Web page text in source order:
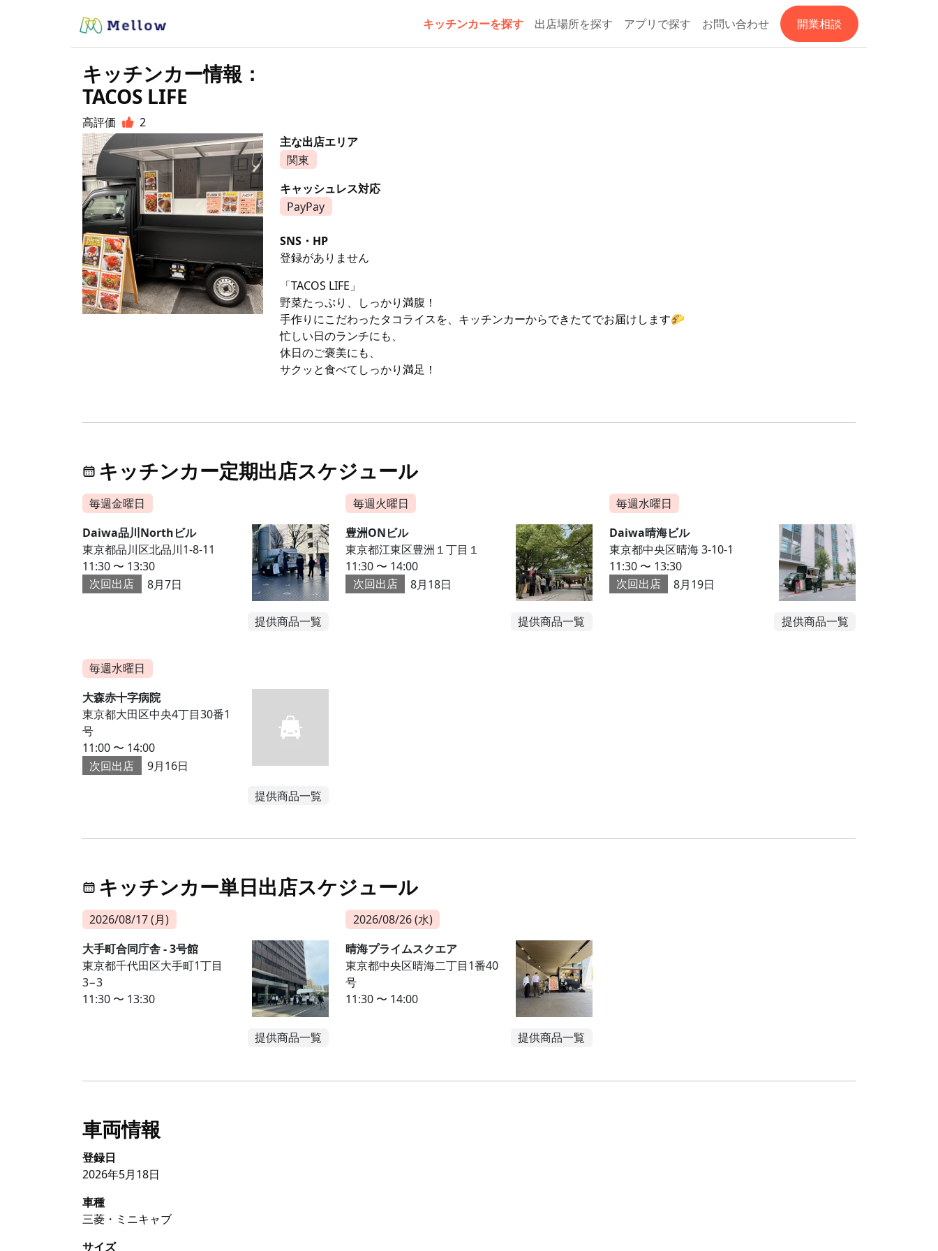
キッチンカーを探す 出店場所を探す アプリで探す お問い合わせ 開業相談
キッチンカー情報：
TACOS LIFE
高評価
2
主な出店エリア
関東
キャッシュレス対応
PayPay
SNS・HP
登録がありません
「TACOS LIFE」
野菜たっぷり、しっかり満腹！
手作りにこだわったタコライスを、キッチンカーからできたてでお届けします🌮
忙しい日のランチにも、
休日のご褒美にも、
サクッと食べてしっかり満足！
キッチンカー定期出店スケジュール
毎週金曜日
Daiwa品川Northビル
東京都品川区北品川1-8-11
11:30 〜 13:30
次回出店
8月7日
提供商品一覧
毎週火曜日
豊洲ONビル
東京都江東区豊洲１丁目１
11:30 〜 14:00
次回出店
8月18日
提供商品一覧
毎週水曜日
Daiwa晴海ビル
東京都中央区晴海 3-10-1
11:30 〜 13:30
次回出店
8月19日
提供商品一覧
毎週水曜日
大森赤十字病院
東京都大田区中央4丁目30番1
号
11:00 〜 14:00
次回出店
9月16日
提供商品一覧
キッチンカー単日出店スケジュール
2026/08/17 (月)
大手町合同庁舎 - 3号館
東京都千代田区大手町1丁目
3−3
11:30 〜 13:30
提供商品一覧
2026/08/26 (水)
晴海プライムスクエア
東京都中央区晴海二丁目1番40
号
11:30 〜 14:00
提供商品一覧
車両情報
登録日
2026年5月18日
車種
三菱・ミニキャブ
サイズ